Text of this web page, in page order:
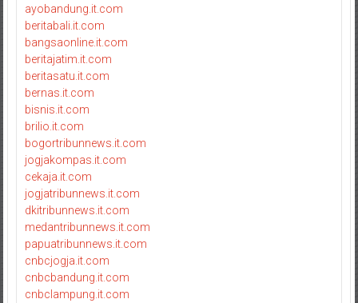
ayobandung.it.com
beritabali.it.com
bangsaonline.it.com
beritajatim.it.com
beritasatu.it.com
bernas.it.com
bisnis.it.com
brilio.it.com
bogortribunnews.it.com
jogjakompas.it.com
cekaja.it.com
jogjatribunnews.it.com
dkitribunnews.it.com
medantribunnews.it.com
papuatribunnews.it.com
cnbcjogja.it.com
cnbcbandung.it.com
cnbclampung.it.com